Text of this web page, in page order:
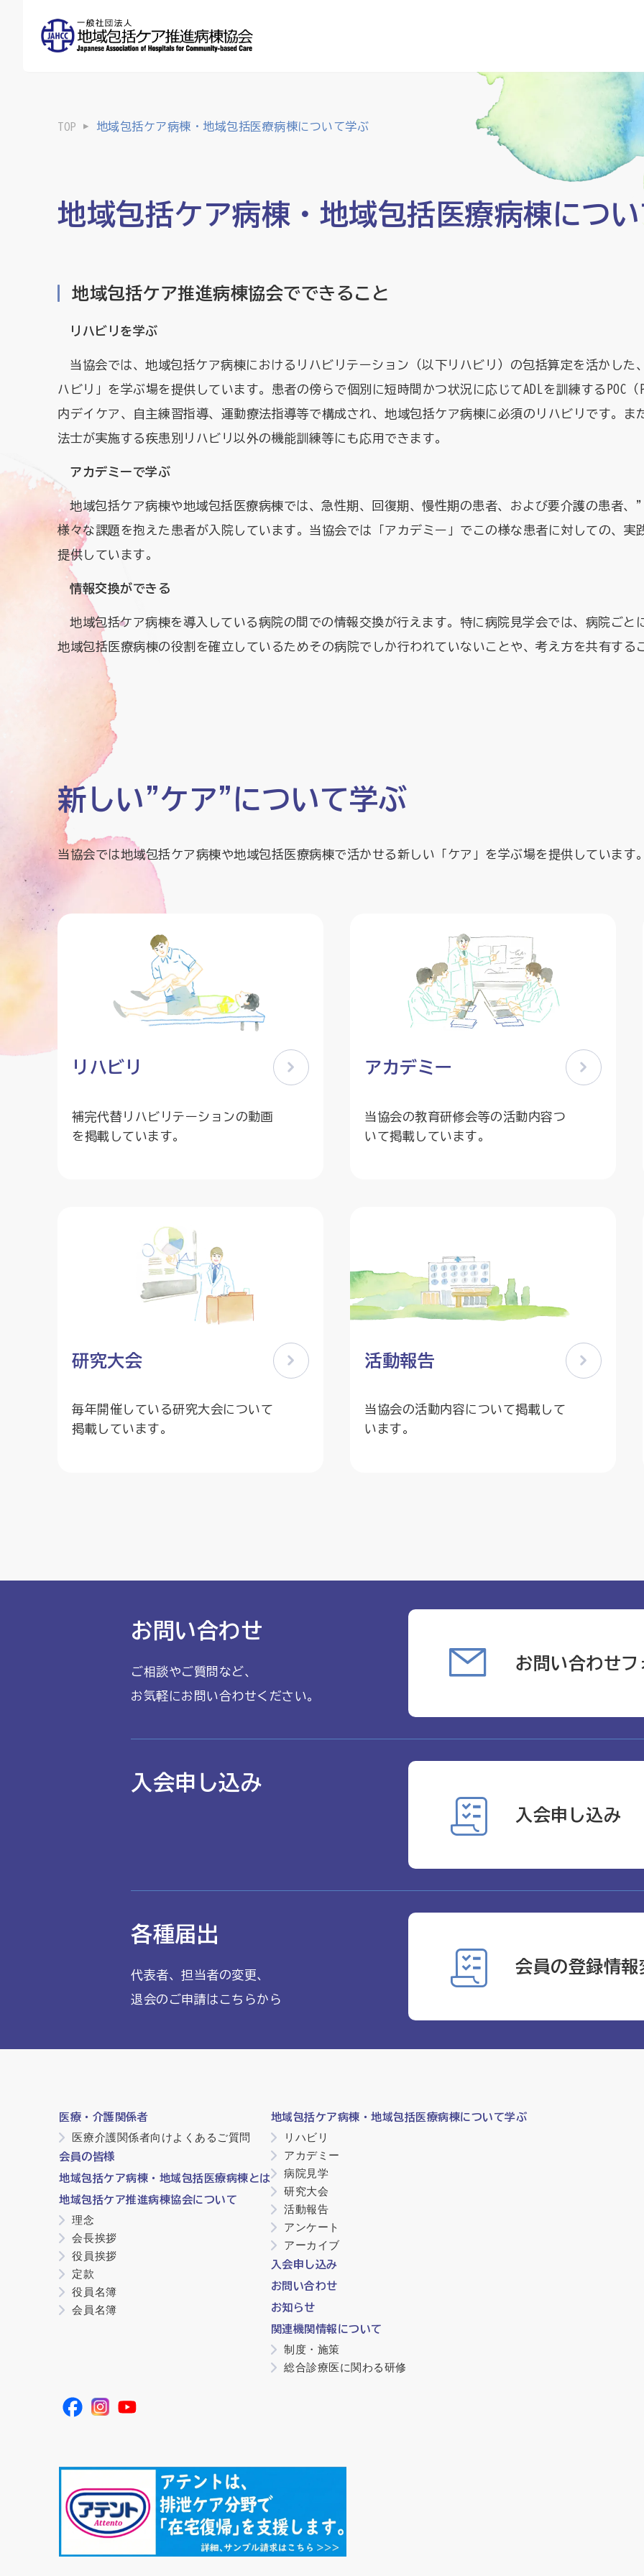
TOP 地域包括ケア病棟・地域包括医療病棟について学ぶ
地域包括ケア病棟・地域包括医療病棟につ
地域包括ケア推進病棟協会でできること
リハビリを学ぶ
当協会では、地域包括ケア病棟におけるリハビリテーション（以下リハビリ）の包括算定を活かし
ハビリ」を学ぶ場を提供しています。患者の傍らで個別に短時間かつ状況に応じてADLを訓練する
内デイケア、自主練習指導、運動療法指導等で構成され、地域包括ケア病棟に必須のリハビリです。
法士が実施する疾患別リハビリ以外の機能訓練等にも応用できます。
アカデミーで学ぶ
地域包括ケア病棟や地域包括医療病棟では、急性期、回復期、慢性期の患者、および要介護の患
様々な課題を抱えた患者が入院しています。当協会では「アカデミー」でこの様な患者に対しての、
提供しています。
情報交換ができる
地域包括ケア病棟を導入している病院の間での情報交換が行えます。特に病院見学会では、病院ご
地域包括医療病棟の役割を確立しているためその病院でしか行われていないことや、考え方を共有する
新しい"ケア"について学ぶ
当協会では地域包括ケア病棟や地域包括医療病棟で活かせる新しい「ケア」を学ぶ場を提供しています
リハビリ
補完代替リハビリテーションの動画
を掲載しています。
アカデミー
当協会の教育研修会等の活動内容つ
いて掲載しています。
研究大会
毎年開催している研究大会について
掲載しています。
活動報告
当協会の活動内容について掲載して
います。
お問い合わせ
ご相談やご質問など、
お気軽にお問い合わせください。
お問い合わせフ
入会申し込み
入会申し込み
各種届出
代表者、担当者の変更、
退会のご申請はこちらから
会員の登録情報
医療・介護関係者
医療介護関係者向けよくあるご質問
会員の皆様
地域包括ケア病棟・地域包括医療病棟とは
地域包括ケア推進病棟協会について
理念
会長挨拶
役員挨拶
定款
役員名簿
会員名簿
地域包括ケア病棟・地域包括医療病棟について学ぶ
リハビリ
アカデミー
病院見学
研究大会
活動報告
アンケート
アーカイブ
入会申し込み
お問い合わせ
お知らせ
関連機関情報について
制度・施策
総合診療医に関わる研修